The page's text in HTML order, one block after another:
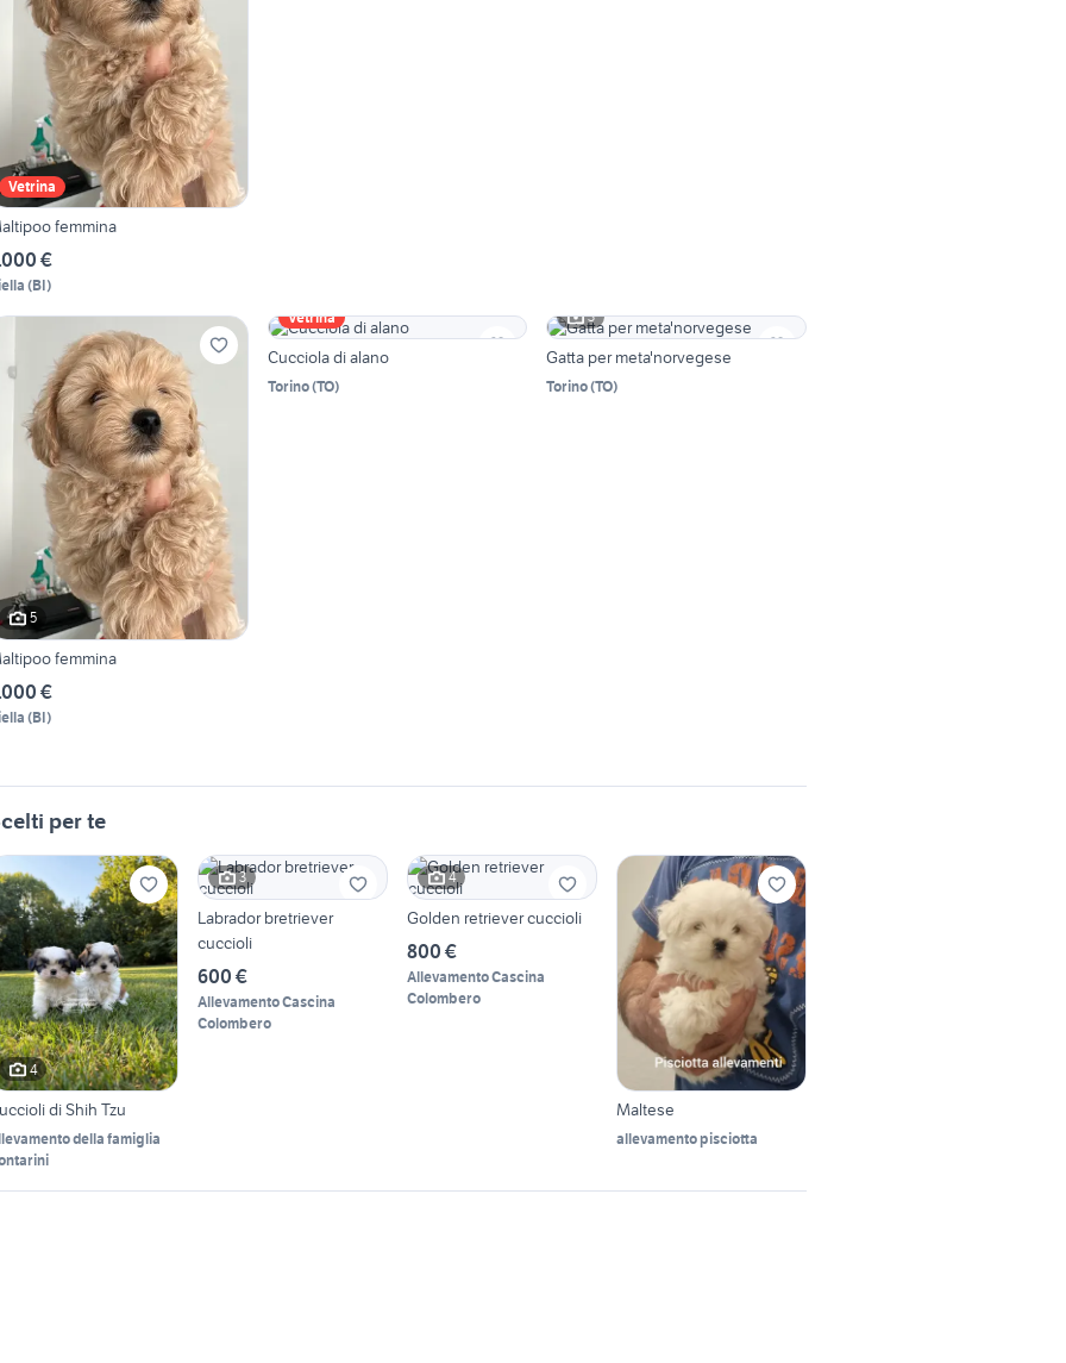
Vetrina
femmina
€
(BI)
5
femmina
€
(BI)
Vetrina
Cucciola di alano
Torino(TO)
3
Gatta per meta'norvegese
Torino(TO)
per te
4
di Shih Tzu
della famiglia
3
Labrador bretriever
cuccioli
600 €
Allevamento Cascina
Colombero
4
Golden retriever cuccioli
800 €
Allevamento Cascina
Colombero
Maltese
allevamento pisciotta